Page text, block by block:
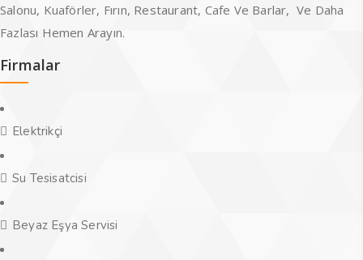
Salonu, Kuaförler, Fırın, Restaurant, Cafe Ve Barlar, Ve Daha
Fazlası Hemen Arayın.
Firmalar
Elektrikçi
Su Tesisatcisi
Beyaz Eşya Servisi